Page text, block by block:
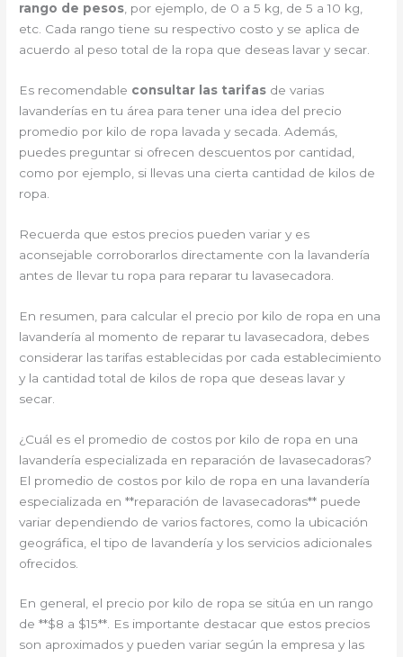
rango de pesos , por ejemplo, de 0 a 5 kg, de 5 a 10 kg,
etc. Cada rango tiene su respectivo costo y se aplica de
acuerdo al peso total de la ropa que deseas lavar y secar.
Es recomendable consultar las tarifas de varias
lavanderías en tu área para tener una idea del precio
promedio por kilo de ropa lavada y secada. Además,
puedes preguntar si ofrecen descuentos por cantidad,
como por ejemplo, si llevas una cierta cantidad de kilos de
ropa.
Recuerda que estos precios pueden variar y es
aconsejable corroborarlos directamente con la lavandería
antes de llevar tu ropa para reparar tu lavasecadora.
En resumen, para calcular el precio por kilo de ropa en una
lavandería al momento de reparar tu lavasecadora, debes
considerar las tarifas establecidas por cada establecimiento
y la cantidad total de kilos de ropa que deseas lavar y
secar.
¿Cuál es el promedio de costos por kilo de ropa en una
lavandería especializada en reparación de lavasecadoras?
El promedio de costos por kilo de ropa en una lavandería
especializada en **reparación de lavasecadoras** puede
variar dependiendo de varios factores, como la ubicación
geográfica, el tipo de lavandería y los servicios adicionales
ofrecidos.
En general, el precio por kilo de ropa se sitúa en un rango
de **$8 a $15**. Es importante destacar que estos precios
son aproximados y pueden variar según la empresa y las